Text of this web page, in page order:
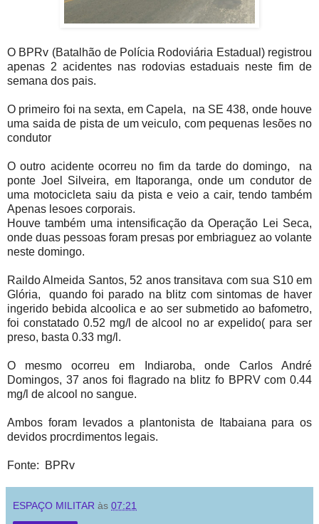
O BPRv (Batalhão de Polícia Rodoviária Estadual) registrou
apenas 2 acidentes nas rodovias estaduais neste fim de
semana dos pais.
O primeiro foi na sexta, em Capela, na SE 438, onde houve
uma saida de pista de um veiculo, com pequenas lesões no
condutor
O outro acidente ocorreu no fim da tarde do domingo, na
ponte Joel Silveira, em Itaporanga, onde um condutor de
uma motocicleta saiu da pista e veio a cair, tendo também
Apenas lesoes corporais.
Houve também uma intensificação da Operação Lei Seca,
onde duas pessoas foram presas por embriaguez ao volante
neste domingo.
Raildo Almeida Santos, 52 anos transitava com sua S10 em
Glória, quando foi parado na blitz com sintomas de haver
ingerido bebida alcoolica e ao ser submetido ao bafometro,
foi constatado 0.52 mg/l de alcool no ar expelido( para ser
preso, basta 0.33 mg/l.
O mesmo ocorreu em Indiaroba, onde Carlos André
Domingos, 37 anos foi flagrado na blitz fo BPRV com 0.44
mg/l de alcool no sangue.
Ambos foram levados a plantonista de Itabaiana para os
devidos procrdimentos legais.
Fonte: BPRv
ESPAÇO MILITAR às 07:21